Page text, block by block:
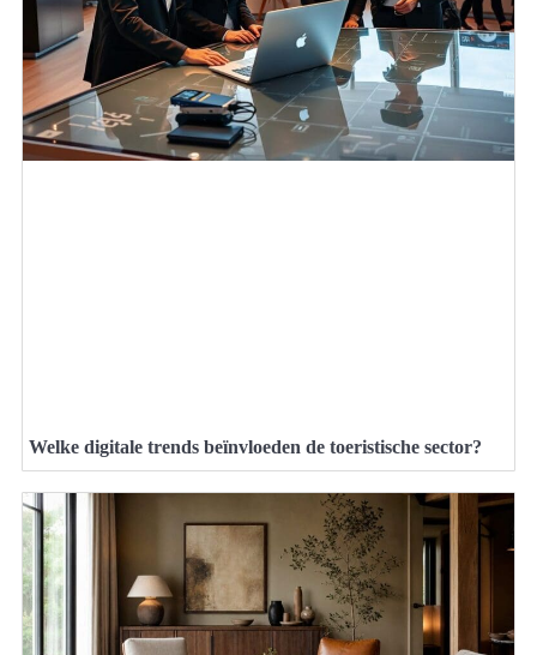
Welke digitale trends beïnvloeden de toeristische sector?